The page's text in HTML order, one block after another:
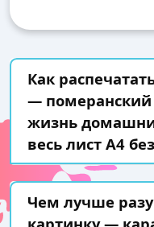
Как
—
жизнь
весь лист А4
Чем лучше